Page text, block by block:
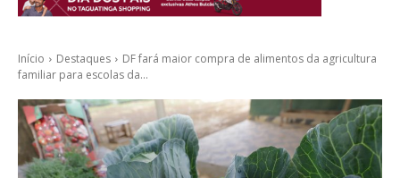
Início Destaques
DF fará maior compra de alimentos da agricultura
familiar para escolas da...